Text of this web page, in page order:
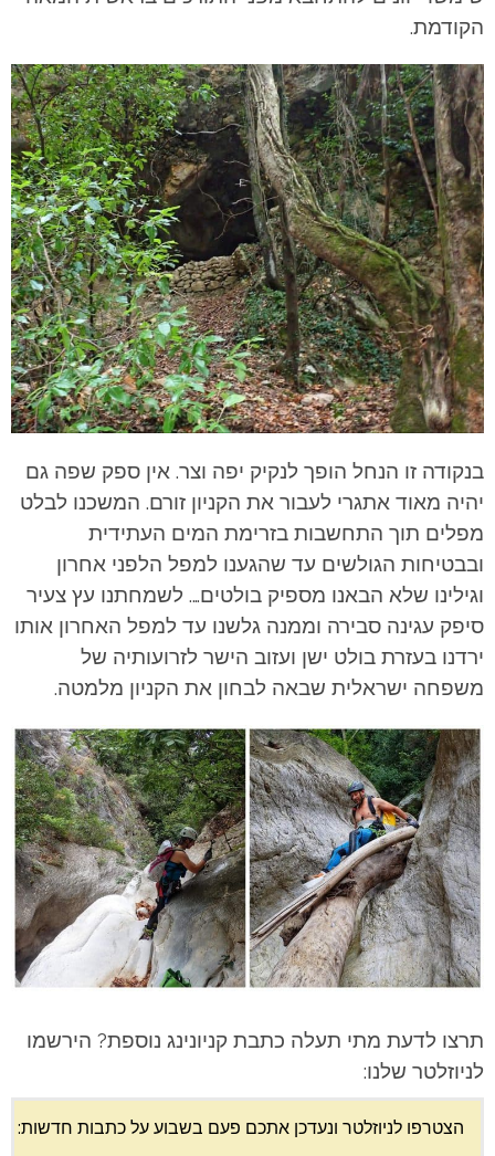
הקודמת.
בנקודה זו הנחל הופך לנקיק יפה וצר. אין ספק שפה גם
יהיה מאוד אתגרי לעבור את הקניון זורם. המשכנו לבלט
מפלים תוך התחשבות בזרימת המים העתידית
ובבטיחות הגולשים עד שהגענו למפל הלפני אחרון
וגילינו שלא הבאנו מספיק בולטים…. לשמחתנו עץ צעיר
סיפק עגינה סבירה וממנה גלשנו עד למפל האחרון אותו
ירדנו בעזרת בולט ישן ועזוב הישר לזרועותיה של
משפחה ישראלית שבאה לבחון את הקניון מלמטה.
תרצו לדעת מתי תעלה כתבת קניונינג נוספת? הירשמו
לניוזלטר שלנו:
הצטרפו לניוזלטר ונעדכן אתכם פעם בשבוע על כתבות חדשות: